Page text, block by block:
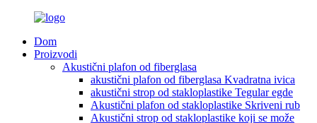
Dom
Proizvodi
Akustični plafon od fiberglasa
akustični plafon od fiberglasa Kvadratna ivica
akustični strop od stakloplastike Tegular egde
Akustični plafon od stakloplastike Skriveni rub
Akustični strop od stakloplastike koji se može